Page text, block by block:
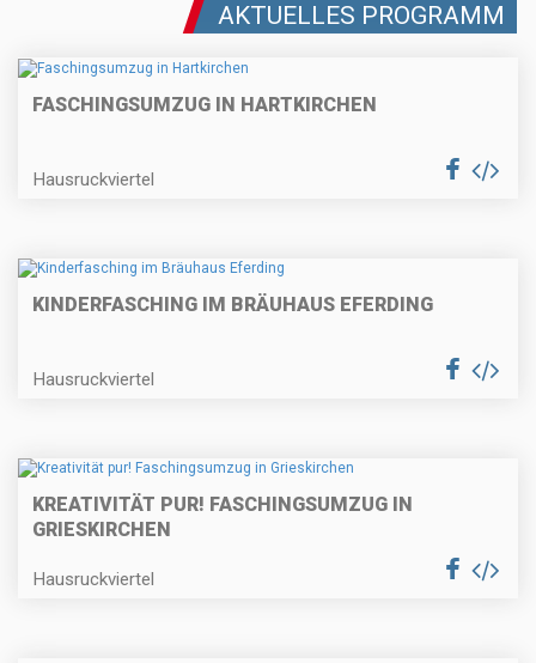
AKTUELLES PROGRAMM
FASCHINGSUMZUG IN HARTKIRCHEN
Hausruckviertel
KINDERFASCHING IM BRÄUHAUS EFERDING
Hausruckviertel
KREATIVITÄT PUR! FASCHINGSUMZUG IN
GRIESKIRCHEN
Hausruckviertel